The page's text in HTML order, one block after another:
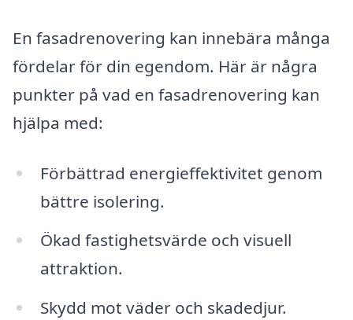
En fasadrenovering kan innebära många
fördelar för din egendom. Här är några
punkter på vad en fasadrenovering kan
hjälpa med:
Förbättrad energieffektivitet genom
bättre isolering.
Ökad fastighetsvärde och visuell
attraktion.
Skydd mot väder och skadedjur.